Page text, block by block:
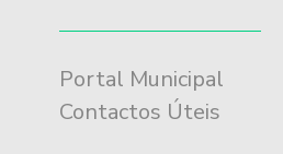
Portal Municipal
Contactos Úteis